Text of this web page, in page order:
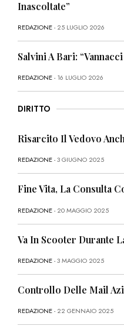
Inascoltate”
REDAZIONE- 25 LUGLIO 2026
Salvini A Bari:
REDAZIONE- 16 LUGLIO 2026
DIRITTO
Risarcito Il Vedovo
REDAZIONE- 3 GIUGNO 2025
Fine Vita, La Consulta
REDAZIONE- 20 MAGGIO 2025
Va In Scooter Durante
REDAZIONE- 3 MAGGIO 2025
Controllo Delle Mail
REDAZIONE- 22 GENNAIO 2025